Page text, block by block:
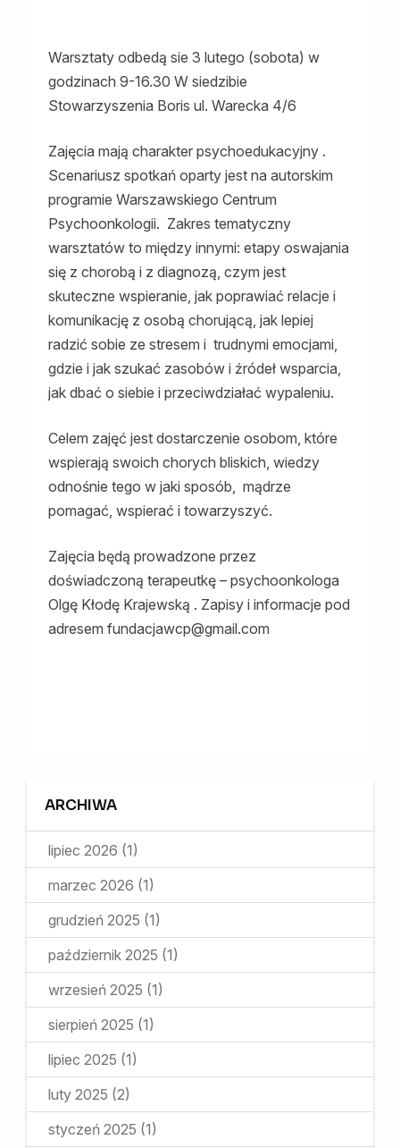
Warsztaty odbedą sie 3 lutego (sobota) w
godzinach 9-16.30 W siedzibie
Stowarzyszenia Boris ul. Warecka 4/6
Zajęcia mają charakter psychoedukacyjny .
Scenariusz spotkań oparty jest na autorskim
programie Warszawskiego Centrum
Psychoonkologii. Zakres tematyczny
warsztatów to między innymi: etapy oswajania
się z chorobą i z diagnozą, czym jest
skuteczne wspieranie, jak poprawiać relacje i
komunikację z osobą chorującą, jak lepiej
radzić sobie ze stresem i trudnymi emocjami,
gdzie i jak szukać zasobów i źródeł wsparcia,
jak dbać o siebie i przeciwdziałać wypaleniu.
Celem zajęć jest dostarczenie osobom, które
wspierają swoich chorych bliskich, wiedzy
odnośnie tego w jaki sposób, mądrze
pomagać, wspierać i towarzyszyć.
Zajęcia będą prowadzone przez
doświadczoną terapeutkę – psychoonkologa
Olgę Kłodę Krajewską . Zapisy i informacje pod
adresem fundacjawcp@gmail.com
ARCHIWA
lipiec 2026 (1)
marzec 2026 (1)
grudzień 2025 (1)
październik 2025 (1)
wrzesień 2025 (1)
sierpień 2025 (1)
lipiec 2025 (1)
luty 2025 (2)
styczeń 2025 (1)